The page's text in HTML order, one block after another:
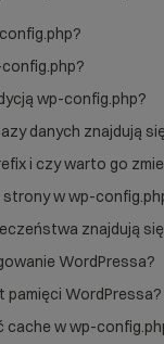
wp-config.php?
danych znajdują
i czy warto go
w wp-
znajdują
WordPressa?
pamięci WordPressa?
cache w wp-